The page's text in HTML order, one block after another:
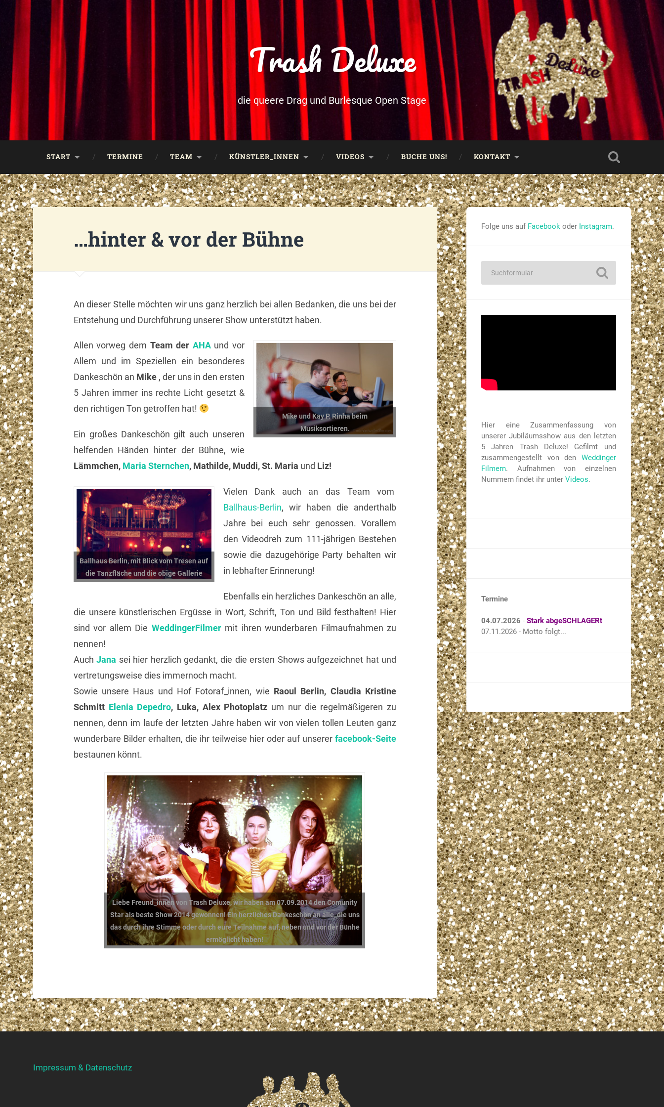
Trash Deluxe
die queere Drag und Burlesque Open Stage
START TERMINE TEAM KÜNSTLER_INNEN VIDEOS BUCHE UNS! KONTAKT
…hinter & vor der Bühne
An dieser Stelle möchten wir uns ganz herzlich bei allen Bedanken, die uns bei der
Entstehung und Durchführung unserer Show unterstützt haben.
Mike und Kay P. Rinha beim
Musiksortieren.
Allen vorweg dem Team der AHAund vor
Allem und im Speziellen ein besonderes
Dankeschön an Mike, der uns in den ersten
5 Jahren immer ins rechte Licht gesetzt &
den richtigen Ton getroffen hat!
Ein großes Dankeschön gilt auch unseren
helfenden Händen hinter der Bühne, wie
Lämmchen, Maria Sternchen, Mathilde, Muddi,St. Maria und Liz!
Ballhaus Berlin, mit Blick vom Tresen auf
die Tanzfläche und die obige Gallerie
Vielen Dank auch an das Team vom
Ballhaus-Berlin, wir haben die anderthalb
Jahre bei euch sehr genossen. Vorallem
den Videodreh zum 111-jährigen Bestehen
sowie die dazugehörige Party behalten wir
in lebhafter Erinnerung!
Ebenfalls ein herzliches Dankeschön an alle,
die unsere künstlerischen Ergüsse in Wort, Schrift, Ton und Bild festhalten! Hier
sind vor allem Die WeddingerFilmermit ihren wunderbaren Filmaufnahmen zu
nennen!
AuchJana sei hier herzlich gedankt, die die ersten Shows aufgezeichnet hat und
vertretungsweise dies immernoch macht.
Sowie unsere Haus und Hof Fotoraf_innen, wie Raoul Berlin, Claudia Kristine
Schmitt Elenia Depedro, Luka, Alex Photoplatz um nur die regelmäßigeren zu
nennen, denn im laufe der letzten Jahre haben wir von vielen tollen Leuten ganz
wunderbare Bilder erhalten, die ihr teilweise hier oder auf unsererfacebook-Seite
bestaunen könnt.
Liebe Freund_innen von Trash Deluxe, wir haben am 07.09.2014 den Comunity
Star als beste Show 2014 gewonnen! Ein herzliches Dankeschön an alle, die uns
das durch ihre Stimme oder durch eure Teilnahme auf, neben und vor der Bünhe
ermöglicht haben!
Folge uns auf Facebook oder Instagram.
Hier eine Zusammenfassung von
unserer Jubiläumsshow aus den letzten
5 Jahren Trash Deluxe! Gefilmt und
zusammengestellt von den Weddinger
Filmern. Aufnahmen von einzelnen
Nummern findet ihr unterVideos.
Termine
04.07.2026 -Stark abgeSCHLAGERt
07.11.2026 - Motto folgt...
Impressum & Datenschutz